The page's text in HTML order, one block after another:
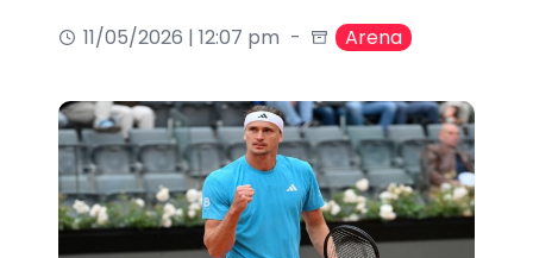
11/05/2026 | 12:07 pm
Arena